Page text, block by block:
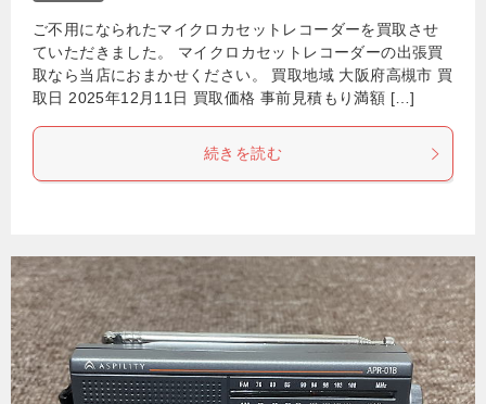
ご不用になられたマイクロカセットレコーダーを買取させ
ていただきました。 マイクロカセットレコーダーの出張買
取なら当店におまかせください。 買取地域 大阪府高槻市 買
取日 2025年12月11日 買取価格 事前見積もり満額 […]
続きを読む